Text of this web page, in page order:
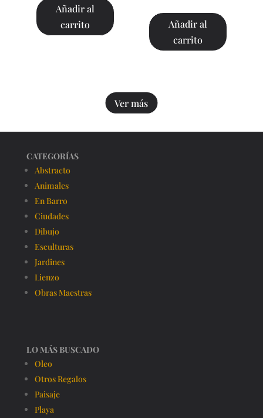
Añadir al
carrito
Añadir al
carrito
Ver más
CATEGORÍAS
Abstracto
Animales
En Barro
Ciudades
Dibujo
Esculturas
Jardines
Lienzo
Obras Maestras
LO MÁS BUSCADO
Oleo
Otros Regalos
Paisaje
Playa